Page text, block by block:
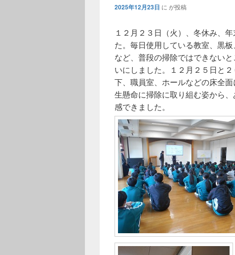
2025年12月23日 に が投稿
１２月２３日（火）、冬休み、
た。毎日使用している教室、黒
など、普段の掃除ではできない
いにしました。１２月２５日と
下、職員室、ホールなどの床全
生懸命に掃除に取り組む姿から
感できました。